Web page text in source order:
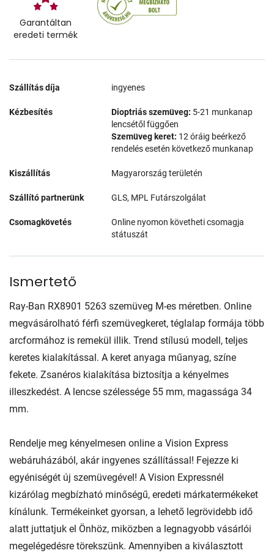
Garantáltan
eredeti termék
Szállítás díja ingyenes
Kézbesítés Dioptriás szemüveg: 5-21 munkanap
lencsétől függően
Szemüveg keret: 12 óráig beérkező
rendelés esetén következő munkanap
Kiszállítás Magyarország területén
Szállító partnerünk GLS, MPL Futárszolgálat
Csomagkövetés
Online nyomon követheti csomagja
státuszát
Ismertető
Ray-Ban RX8901 5263 szemüveg M-es méretben. Online
megvásárolható férfi szemüvegkeret, téglalap formája több
arcformához is remekül illik. Trend stílusú modell, teljes
keretes kialakítással. A keret anyaga műanyag, színe
fekete. Zsanéros kialakítása biztosítja a kényelmes
illeszkedést. A lencse szélessége 55 mm, magassága 34
mm.
Rendelje meg kényelmesen online a Vision Express
webáruházából, akár ingyenes szállítással! Fejezze ki
egyéniségét új szemüvegével! A Vision Expressnél
kizárólag megbízható minőségű, eredeti márkatermékeket
kínálunk. Termékeinket gyorsan, a lehető legrövidebb idő
alatt juttatjuk el Önhöz, miközben a legnagyobb vásárlói
megelégedésre törekszünk. Amennyiben a kiválasztott